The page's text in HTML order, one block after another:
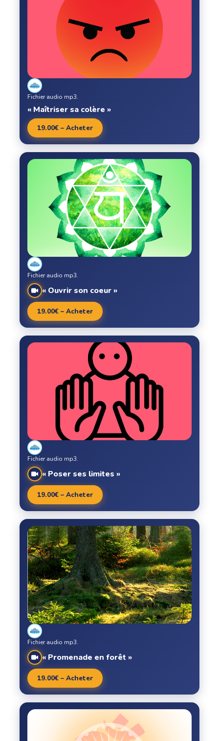
« Maîtriser sa colère »
Fichier audio mp3.
19.00€ – Acheter
« Ouvrir son coeur »
Fichier audio mp3.
19.00€ – Acheter
« Poser ses limites »
Fichier audio mp3.
19.00€ – Acheter
« Promenade en forêt »
Fichier audio mp3.
19.00€ – Acheter